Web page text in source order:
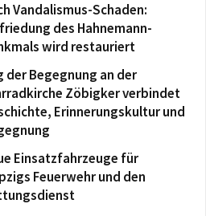
Vandalismus-Schaden:
des Hahnemann-
wird restauriert
der Begegnung an der
Zöbigker verbindet
Erinnerungskultur und
Einsatzfahrzeuge für
Feuerwehr und den